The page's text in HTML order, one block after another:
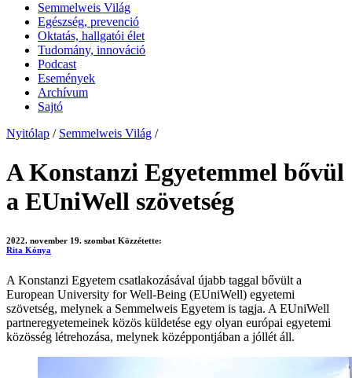
Semmelweis Világ
Egészség, prevenció
Oktatás, hallgatói élet
Tudomány, innováció
Podcast
Események
Archívum
Sajtó
Nyitólap / Semmelweis Világ /
A Konstanzi Egyetemmel bővül
a EUniWell szövetség
2022. november 19. szombat Közzétette:
Rita Kónya
A Konstanzi Egyetem csatlakozásával újabb taggal bővült a
European University for Well-Being (EUniWell) egyetemi
szövetség, melynek a Semmelweis Egyetem is tagja. A EUniWell
partneregyetemeinek közös küldetése egy olyan európai egyetemi
közösség létrehozása, melynek középpontjában a jóllét áll.